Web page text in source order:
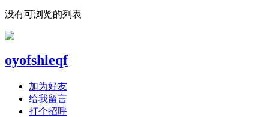
没有可浏览的列表
oyofshleqf
加为好友
给我留言
打个招呼